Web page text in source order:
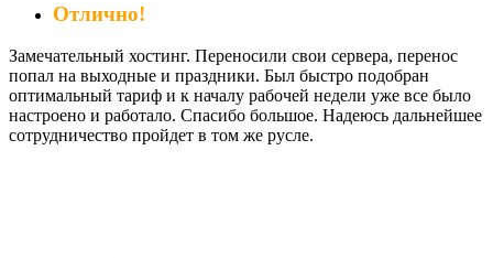
Отлично!
Замечательный хостинг. Переносили свои сервера, перенос
попал на выходные и праздники. Был быстро подобран
оптимальный тариф и к началу рабочей недели уже все было
настроено и работало. Спасибо большое. Надеюсь дальнейшее
сотрудничество пройдет в том же русле.